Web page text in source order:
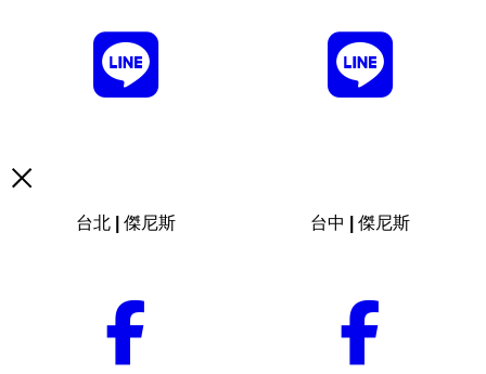
台北 | 傑尼斯 台中 | 傑尼斯